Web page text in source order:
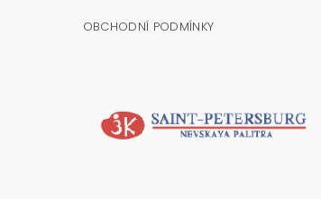
OBCHODNÍ PODMÍNKY